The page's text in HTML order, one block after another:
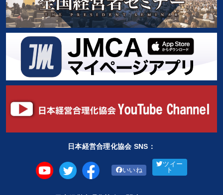
日本経営合理化協会 SNS：
いいね
ツイー
ト